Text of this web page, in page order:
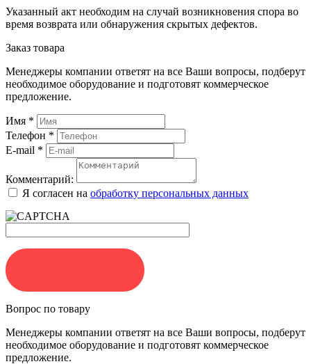
Указанный акт необходим на случай возникновения спора во
время возврата или обнаружения скрытых дефектов.
Заказ товара
Менеджеры компании ответят на все Ваши вопросы, подберут
необходимое оборудование и подготовят коммерческое
предложение.
Имя *
Телефон *
E-mail *
Комментарий:
Я согласен на обработку персональных данных
Вопрос по товару
Менеджеры компании ответят на все Ваши вопросы, подберут
необходимое оборудование и подготовят коммерческое
предложение.